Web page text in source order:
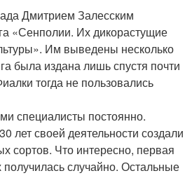
Дмитрием Залесским
«Сенполии. Их дикорастущие
Им выведены несколько
была издана лишь спустя почти
тогда не пользовались
специалисты постоянно.
лет своей деятельности создали
сортов. Что интересно, первая
случайно. Остальные